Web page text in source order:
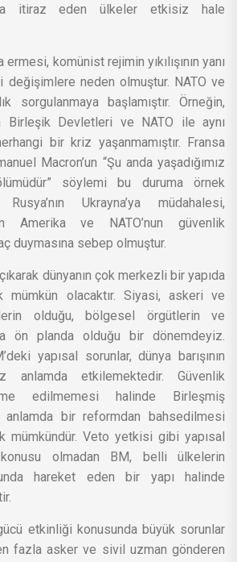
itiraz eden ülkeler etkisiz hale
ermesi, komünist rejimin yıkılışının yanı
değişimlere neden olmuştur. NATO ve
sorgulanmaya başlamıştır. Örneğin,
Birleşik Devletleri ve NATO ile aynı
bir kriz yaşanmamıştır. Fransa
Macron’un “Şu anda yaşadığımız
söylemi bu duruma örnek
Ukrayna’ya müdahalesi,
Amerika ve NATO’nun güvenlik
duymasına sebep olmuştur.
dünyanın çok merkezli bir yapıda
mümkün olacaktır. Siyasi, askeri ve
olduğu, bölgesel örgütlerin ve
ön planda olduğu bir dönemdeyiz.
yapısal sorunlar, dünya barışının
anlamda etkilemektedir. Güvenlik
edilmemesi halinde Birleşmiş
anlamda bir reformdan bahsedilmesi
mümkündür. Veto yetkisi gibi yapısal
olmadan BM, belli ülkelerin
hareket eden bir yapı halinde
etkinliği konusunda büyük sorunlar
fazla asker ve sivil uzman gönderen